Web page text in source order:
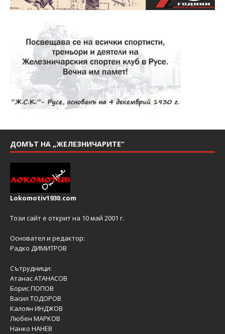
ДОМЪТ НА „ЖЕЛЕЗНИЧАРИТЕ“
Lokomotiv1930.com
Този сайт е открит на 10 май 2001 г.
Основател и редактор:
Радко ДИМИТРОВ
Сътрудници:
Атанас АТАНАСОВ
Борис ПОПОВ
Васил ТОДОРОВ
Калоян ИНДЖОВ
Любен МАРКОВ
Нанко НАНЕВ